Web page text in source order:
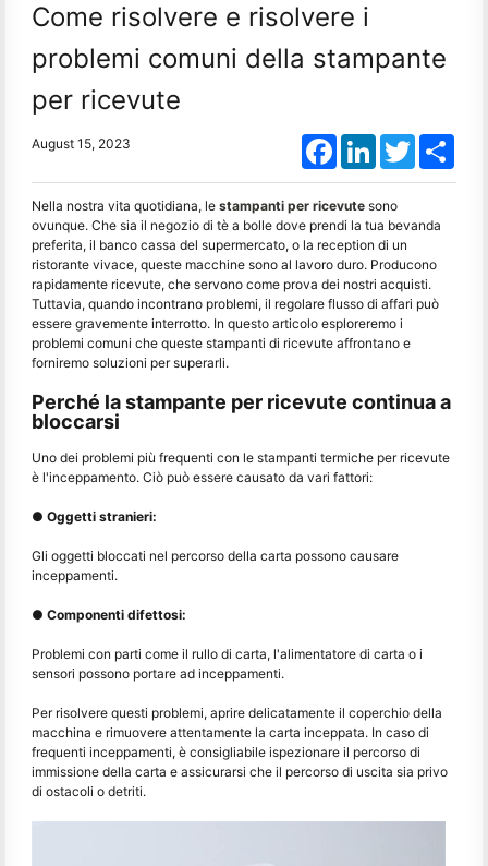
Come risolvere e risolvere i
problemi comuni della stampante
per ricevute
August 15, 2023 FacebookLinkedInTwitter
Nella nostra vita quotidiana, le stampanti per ricevute sono
ovunque. Che sia il negozio di tè a bolle dove prendi la tua bevanda
preferita, il banco cassa del supermercato, o la reception di un
ristorante vivace, queste macchine sono al lavoro duro. Producono
rapidamente ricevute, che servono come prova dei nostri acquisti.
Tuttavia, quando incontrano problemi, il regolare flusso di affari può
essere gravemente interrotto. In questo articolo esploreremo i
problemi comuni che queste stampanti di ricevute affrontano e
forniremo soluzioni per superarli.
Perché la stampante per ricevute continua a
bloccarsi
Uno dei problemi più frequenti con le stampanti termiche per ricevute
è l'inceppamento. Ciò può essere causato da vari fattori:
● Oggetti stranieri:
Gli oggetti bloccati nel percorso della carta possono causare
inceppamenti.
● Componenti difettosi:
Problemi con parti come il rullo di carta, l'alimentatore di carta o i
sensori possono portare ad inceppamenti.
Per risolvere questi problemi, aprire delicatamente il coperchio della
macchina e rimuovere attentamente la carta inceppata. In caso di
frequenti inceppamenti, è consigliabile ispezionare il percorso di
immissione della carta e assicurarsi che il percorso di uscita sia privo
di ostacoli o detriti.